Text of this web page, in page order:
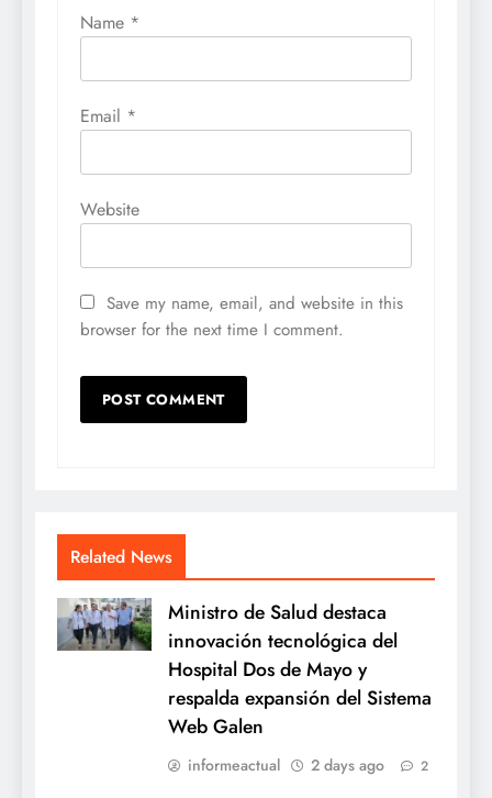
Name *
Email *
Website
Save my name, email, and website in this
browser for the next time I comment.
Related News
Ministro de Salud destaca
innovación tecnológica del
Hospital Dos de Mayo y
respalda expansión del Sistema
Web Galen
informeactual 2 days ago 2